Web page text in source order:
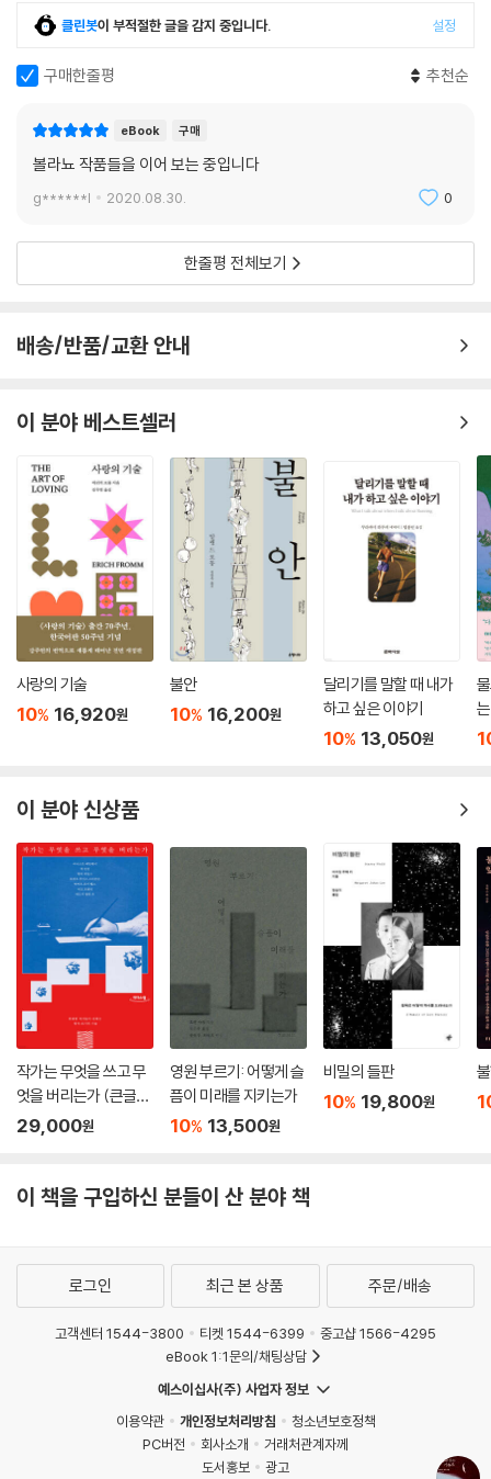
으로서 기발한 뭔가를 찾아서 그걸 쉬운 말로 표현]하고자 하는 미국인 짐
이라는 인물에 대한 이야기이다. 작가의 숙명 혹은 볼라뇨 자신의 운명을
그린 것 같은 이 단편의 주인공 짐은 볼라뇨가 멕시코시티에 살던 시절 라
아바나 카페 근처에서 피자 가게를 운영하던 미국인을 인물화한 것이다.
리용 칼을 결코 놓지 않는] 인물로 그려져 있다.
「참을 수 없는 가우초」는 20세기 아르헨티나 문화 정체성에 대해 고찰한
테』를 연상하게 하는 이 단편은 보르헤스뿐만 아니라 다양한 아르헨티나
작가들의 작품과도 접속하며 볼라뇨의 해학적 면모를 보여 준다. 볼라뇨는
적 메커니즘에 대한 현재적 재해석을 시도한다.
한 카프카의 「여가수 요제피네 혹은 쥐 족속」과 연결되는 작품으로, 여기서
볼라뇨는 페페 엘 티라라는 경찰 쥐를 여가수 요제피네의 조카로 설정한
다. 탐정 소설에 기초한 이 단편에서 주인공 경찰 쥐는 [동족을 죽이지 않
는] 쥐들의 사회에서 예외적으로 발생한 살해 사건의 범인을 추적한다. 볼
라뇨가 『먼 별』, 『부적』, 『2666』, 『칠레의 밤』등에서 끊임없이 현대 사회
의 병폐에 천착한 바와 같이 인간 세계를 쥐에 빗대어 우리 안에 내재된 악
의 욕망과 악의 일상화를 그려 낸 이 작품 또한 그와 맥을 같이하고 있다.
「알바로 루셀로트의 여행」은 예술의 표절을 다룬 작품이다. 아르헨티나에
복적으로 표절하고 있음을 알게 된다. 그러나 루셀로트는 그에 대해 아무
런 대응도 하지 않는다. 오히려 그는 모리니가 표절을 저지른 범죄자이지
만 자기 작품에 대한 [최고의 독자]라는 모순적 감정에 휩싸여 마침내 그
문학적 모형을 살해하듯이, 혹은 「참을 수 없는 가우초」의 패러디를 정당화
를 파괴한다.
[천명]과 [우연]으로 나뉘는 「두 편의 가톨릭 이야기」는 성직자가 되려는
소년과 어느 살인자의 기막힌 조우를 그린 작품이다. [천명]의 소년은 겨
울밤 눈 위를 맨발로 걸어가는 수도사를 목격하고 그를 뒤쫓으며 그의 발
자국을 [신의 메시지], 즉 천명으로 받아들인다. 반면에 [우연]의 살인자
는 과거의 여인을 찾아갔다가 맞닥뜨린 수도사와 벌거벗은 어린아이를 살
해하고 탈주한다. 수도사의 흔적에서 천명을 느낀 소년과 수도복을 입은
살인자, 두 인물의 조우로 볼라뇨는 천상과 지하, 성스러움과 미천함, 선과
악의 아이러니를 그려 낸다.
시구를 상기하며 문학의 생명이 여행에 있음을 역설한다. 그에게 문학은
집 밖으로 나가지 않는 편이, 겨울에는 따뜻하게 입고 있다가 여름이 오면
목도리만 풀어 두는 편이] 건강에 이롭다. 그런데 볼라뇨의 말처럼 우리 모
두는 [숨을 쉬고 여행을 하고 있다]. 볼라뇨에게 삶과 문학은 [새로운 것]
을 찾아 떠나는 여행이다. 이것이 그의 문학 세계가 기성 질서가 구축한 문
학 경계를 넘나드는 이유일 것이다. 「크툴루의 신화」는 문학의 현주소를 진
인해 문학의 [소비자]로 전락한 독자의 현실을 노골적으로 드러낸다는 점
에서 문학에 대한 볼라뇨의 애착과 고뇌를 엿볼 수 있다.
클린봇이 부적절한 글을 감지 중입니다. 설정
구매한줄평 추천순
eBook 구매
볼라뇨 작품들을 이어 보는 중입니다
g******l 2020.08.30. 0
한줄평 전체보기
배송/반품/교환 안내
이 분야 베스트셀러
사랑의 기술
10% 16,920원
불안
10% 16,200원
달리기를 말할 때 내가
하고 싶은 이야기
10% 13,050원
이 분야 신상품
작가는 무엇을 쓰고 무
엇을 버리는가 (큰글자
도서)
29,000원
영원 부르기: 어떻게 슬
픔이 미래를 지키는가
10% 13,500원
비밀의 들판
10% 19,800원
이 책을 구입하신 분들이 산 분야 책
로그인 최근 본 상품 주문/배송
고객센터 1544-3800 티켓 1544-6399
중고샵 1566-4295
eBook 1:1문의/채팅상담
예스이십사(주) 사업자 정보
이용약관
개인정보처리방침
청소년보호정책
PC버전
회사소개
거래처관계자께
도서홍보
광고